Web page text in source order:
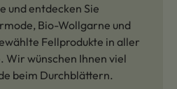
und entdecken Sie
Bio-Wollgarne und
Fellprodukte in aller
Wir wünschen Ihnen viel
beim Durchblättern.